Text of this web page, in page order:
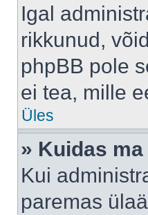
Igal
rikkunud,
phpBB pole
ei tea, mille
Üles
» Kuidas
Kui
paremas